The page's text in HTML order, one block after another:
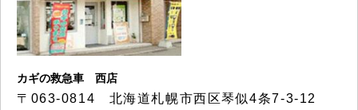
カギの救急車 西店
〒063-0814 北海道札幌市西区琴似4条7-3-12